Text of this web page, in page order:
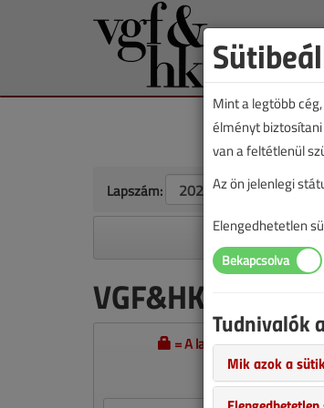
Lapszám:
A
VGF&HKL
= A lapszám
Ha van
Mint a legtöbb
élményt
van a feltétlenül
Az ön jelenlegi
Elengedhetetlen
Tudnivalók
Mik azok a